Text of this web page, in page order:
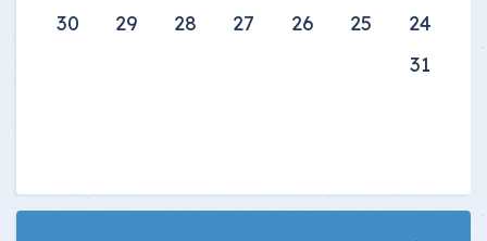
24
25
26
27
28
29
30
31